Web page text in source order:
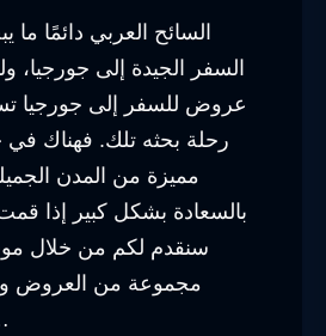
السائح العربي دائمًا
السفر الجيدة إلى جورجيا،
عروض للسفر إلى جورجيا
رحلة بحثه تلك. فهناك
مميزة من المدن
بالسعادة بشكل كبير إذا قمت
سنقدم لكم من خلال
مجموعة من العروض